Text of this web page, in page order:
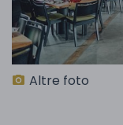
Altre foto